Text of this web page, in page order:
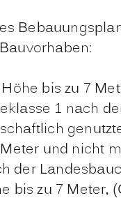
bis zu 7
1 nach
und nicht
der
bis zu 7